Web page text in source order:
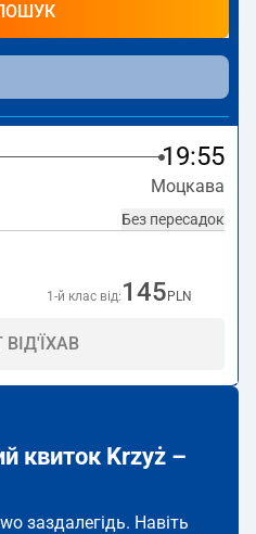
Потяг завершує
19:55
Моцкава
Без пересадок
1-й клас від: 145 PLN
ВІД'ЇХАВ
квиток Krzyż –
заздалегідь. Навіть